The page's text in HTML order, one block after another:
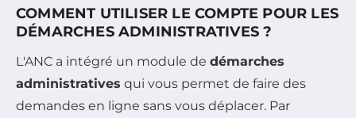
COMMENT UTILISER LE COMPTE POUR LES
DÉMARCHES ADMINISTRATIVES ?
L'ANC a intégré un module de démarches
administratives qui vous permet de faire des
demandes en ligne sans vous déplacer. Par